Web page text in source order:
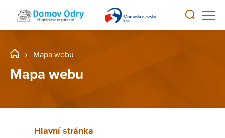
Mapa webu
Mapa webu
Hlavní stránka